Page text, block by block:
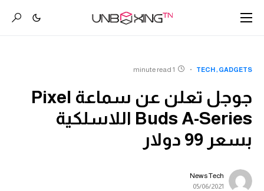
GADGETS
TECH
1 minute read
جوجل تعلن عن سماعة Pixel
Buds A-Series اللاسلكية
بسعر 99 دولار
News Tech
05/06/2021